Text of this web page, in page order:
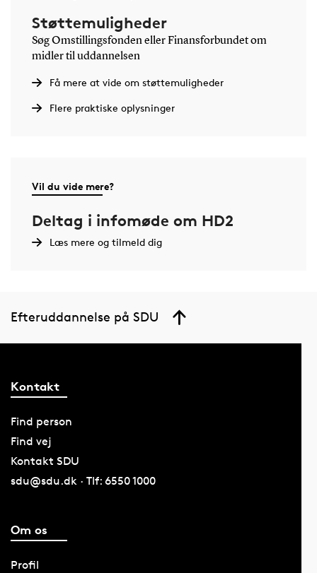
Støttemuligheder
Søg Omstillingsfonden eller Finansforbundet om
midler til uddannelsen
Få mere at vide om støttemuligheder
Flere praktiske oplysninger
Vil du vide mere?
Deltag i infomøde om HD2
Læs mere og tilmeld dig
Efteruddannelse på SDU
Kontakt
Find person
Find vej
Kontakt SDU
sdu@sdu.dk · Tlf: 6550 1000
Om os
Profil